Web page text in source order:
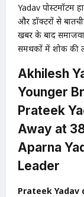
Yadav पोस्टमॉर्टम
और डॉक्टरों से
खबर के बाद
समर्थकों में शोक की
Akhilesh
Younger
Prateek
Away at
Aparna
Leader
Prateek Yadav